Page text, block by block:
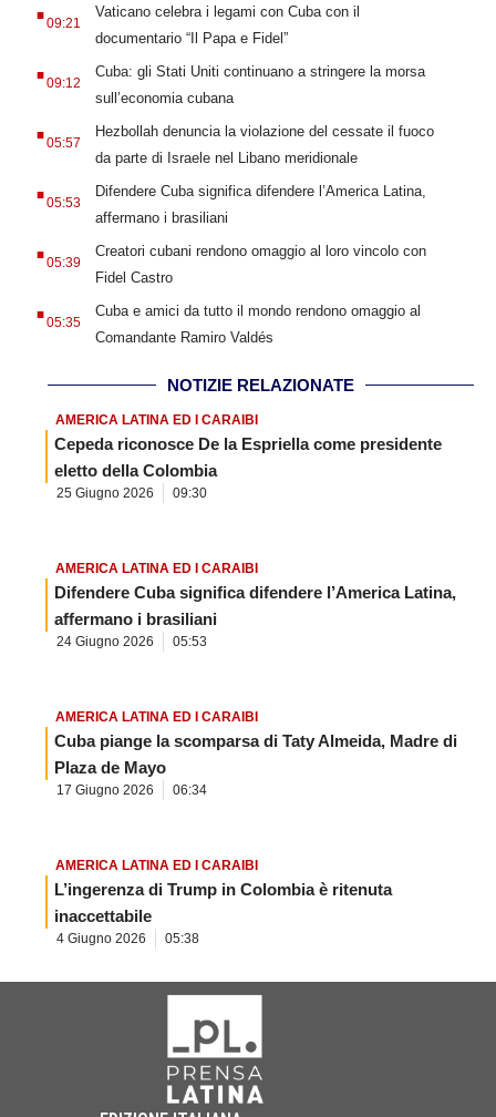
09:21
Vaticano celebra i legami con Cuba con il
documentario “Il Papa e Fidel”
.09:12
Cuba: gli Stati Uniti continuano a stringere la morsa
sull’economia cubana
.05:57
Hezbollah denuncia la violazione del cessate il fuoco
da parte di Israele nel Libano meridionale
.05:53
Difendere Cuba significa difendere l’America Latina,
affermano i brasiliani
.05:39
Creatori cubani rendono omaggio al loro vincolo con
Fidel Castro
.05:35
Cuba e amici da tutto il mondo rendono omaggio al
Comandante Ramiro Valdés
NOTIZIE RELAZIONATE
AMERICA LATINA ED I CARAIBI
Cepeda riconosce De la Espriella come presidente
eletto della Colombia
25 Giugno 2026 09:30
AMERICA LATINA ED I CARAIBI
Difendere Cuba significa difendere l’America Latina,
affermano i brasiliani
24 Giugno 2026 05:53
AMERICA LATINA ED I CARAIBI
Cuba piange la scomparsa di Taty Almeida, Madre di
Plaza de Mayo
17 Giugno 2026 06:34
AMERICA LATINA ED I CARAIBI
L’ingerenza di Trump in Colombia è ritenuta
inaccettabile
4 Giugno 2026 05:38